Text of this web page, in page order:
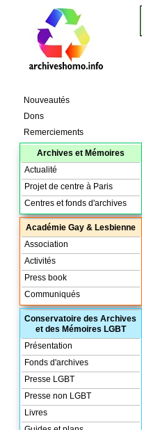
Nouveautés
Dons
Remerciements
Archives et Mémoires
Actualité
Projet de centre à Paris
Centres et fonds d'archives
Académie Gay & Lesbienne
Association
Activités
Press book
Communiqués
Conservatoire des Archives
et des Mémoires LGBT
Présentation
Fonds d'archives
Presse LGBT
Presse non LGBT
Livres